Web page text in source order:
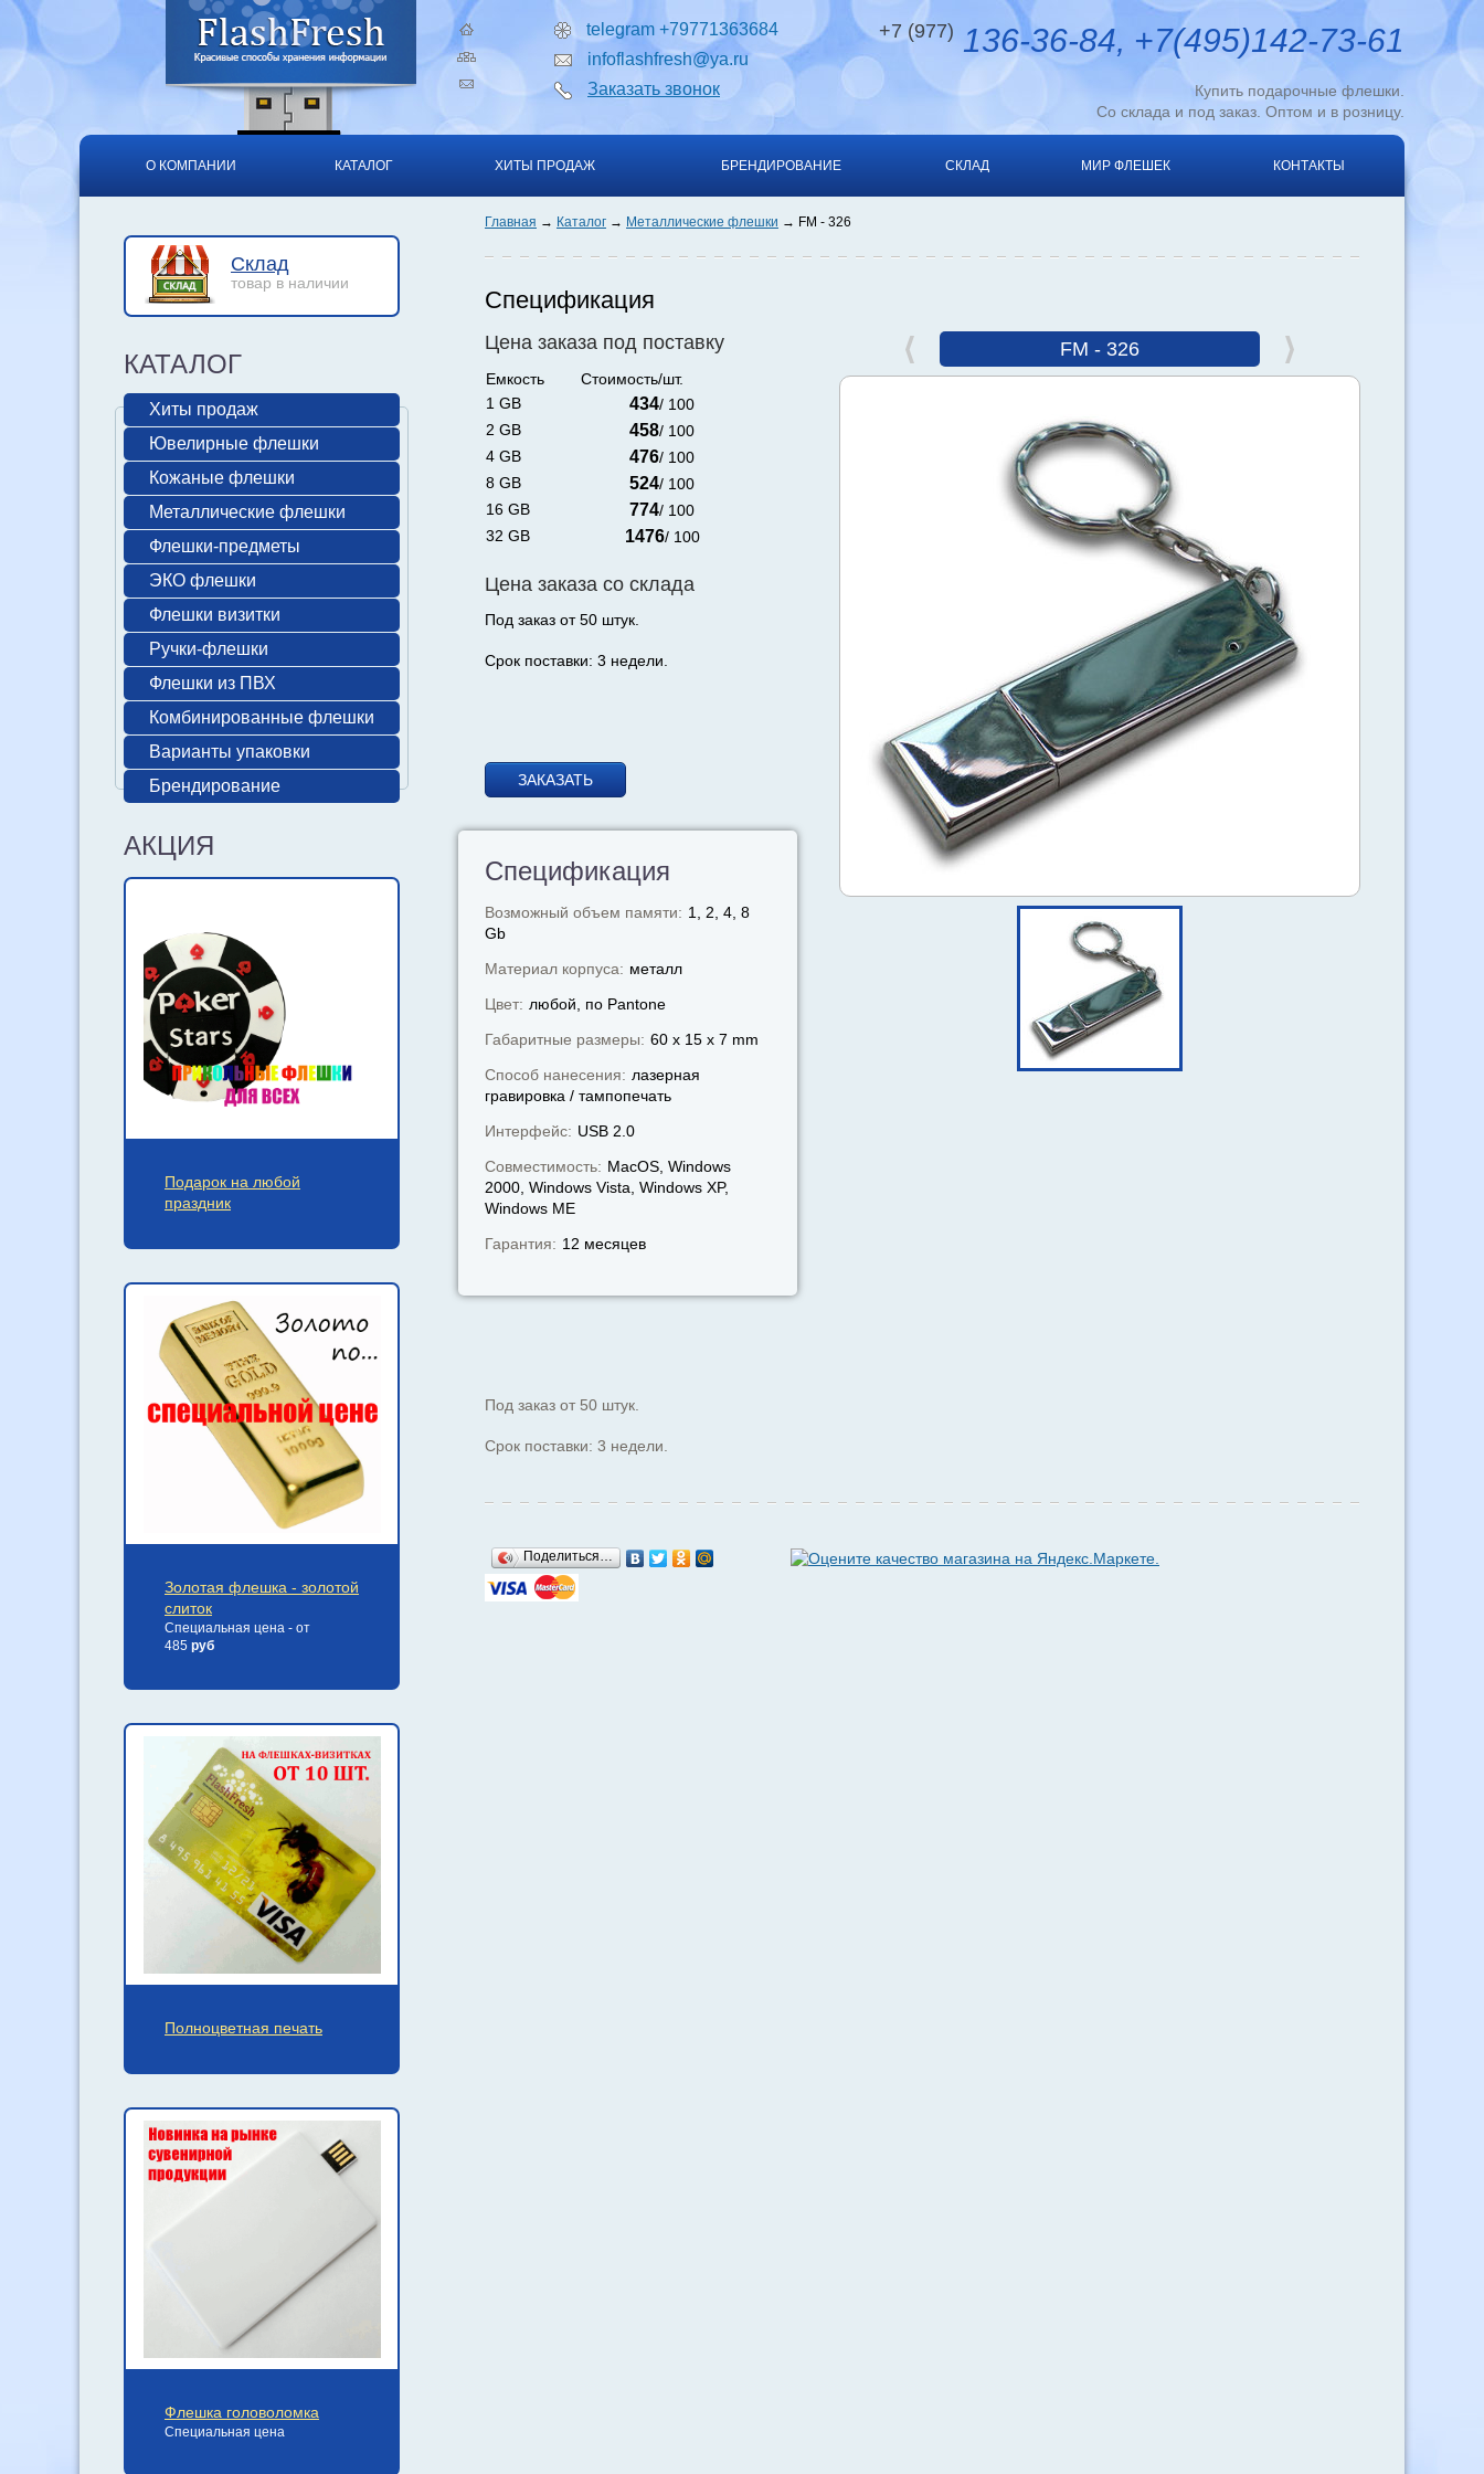
telegram +79771363684
infoflashfresh@ya.ru
Заказать звонок
+7 (977) 136-36-84, +7(495)142-73-61
Купить подарочные флешки.
Со склада и под заказ. Оптом и в розницу.
О КОМПАНИИ КАТАЛОГ ХИТЫ ПРОДАЖ БРЕНДИРОВАНИЕ СКЛАД МИР ФЛЕШЕК КОНТАКТЫ
Главная Каталог Металлические флешки FM - 326
Спецификация
FM - 326
Цена заказа под поставку
Емкость
Стоимость/шт.
1 GB
434/ 100
2 GB
458/ 100
4 GB
476/ 100
8 GB
524/ 100
16 GB
774/ 100
32 GB
1476/ 100
Цена заказа со склада
Под заказ от 50 штук.
Срок поставки: 3 недели.
ЗАКАЗАТЬ
Спецификация
Возможный объем памяти: 1, 2, 4, 8
Gb
Материал корпуса: металл
Цвет: любой, по Pantone
Габаритные размеры: 60 x 15 x 7 mm
Способ нанесения: лазерная
гравировка / тампопечать
Интерфейс: USB 2.0
Совместимость: MacOS, Windows
2000, Windows Vista, Windows XP,
Windows МЕ
Гарантия: 12 месяцев
Под заказ от 50 штук.
Срок поставки: 3 недели.
Поделиться…
Склад
товар в наличии
КАТАЛОГ
Хиты продаж
Ювелирные флешки
Кожаные флешки
Металлические флешки
Флешки-предметы
ЭКО флешки
Флешки визитки
Ручки-флешки
Флешки из ПВХ
Комбинированные флешки
Варианты упаковки
Брендирование
АКЦИЯ
Подарок на любой
праздник
Золотая флешка - золотой
слиток
Специальная цена - от
485 руб
Полноцветная печать
Флешка головоломка
Специальная цена